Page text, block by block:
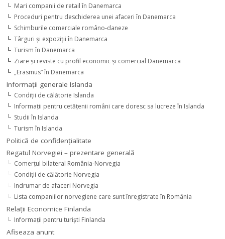
Mari companii de retail în Danemarca
Proceduri pentru deschiderea unei afaceri în Danemarca
Schimburile comerciale româno-daneze
Târguri şi expoziţii în Danemarca
Turism în Danemarca
Ziare şi reviste cu profil economic şi comercial Danemarca
„Erasmus” în Danemarca
Informaţii generale Islanda
Condiţii de călătorie Islanda
Informaţii pentru cetăţenii români care doresc sa lucreze în Islanda
Studii în Islanda
Turism în Islanda
Politică de confidențialitate
Regatul Norvegiei – prezentare generală
Comerţul bilateral România-Norvegia
Condiții de călătorie Norvegia
Indrumar de afaceri Norvegia
Lista companiilor norvegiene care sunt înregistrate în România
Relaţii Economice Finlanda
Informaţii pentru turişti Finlanda
Afiseaza anunt